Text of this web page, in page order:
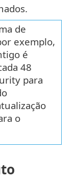
de
exemplo,
é
48
para
o